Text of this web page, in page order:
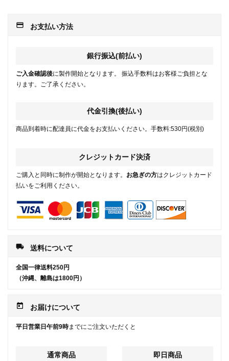
payment お支払い方法
銀行振込(前払い)
ご入金確認後に製作開始となります。 振込手数料はお客様ご負担とな
ります。ご了承ください。
代金引換(後払い)
商品到着時に配達員に代金をお支払いください。手数料:530円(税別)
クレジットカード決済
ご購入と同時に制作が開始となります。 お急ぎの方はクレジットカード
払いをご利用ください。
local_shipping 送料について
全国一律送料250円
（沖縄、離島は1800円）
today お届けについて
平日営業日午前9時までにご注文いただくと
通常商品 即日商品